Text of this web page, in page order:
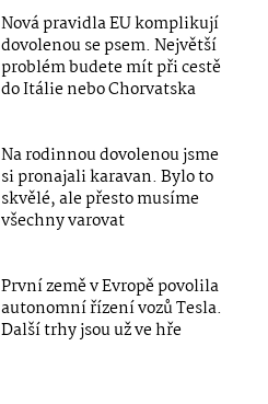
Nová pravidla EU komplikují
dovolenou se psem. Největší
problém budete mít při cestě
do Itálie nebo Chorvatska
Na rodinnou dovolenou jsme
si pronajali karavan. Bylo to
skvělé, ale přesto musíme
všechny varovat
První země v Evropě povolila
autonomní řízení vozů Tesla.
Další trhy jsou už ve hře